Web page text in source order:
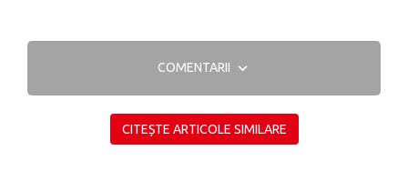
COMENTARII
CITEȘTE ARTICOLE SIMILARE